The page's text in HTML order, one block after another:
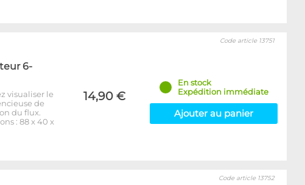
6-
visualiser le
de
du flux.
: 88 x 40 x
14,90 €
Code article 13751
En stock
Expédition immédiate
Ajouter au panier
Code article 13752